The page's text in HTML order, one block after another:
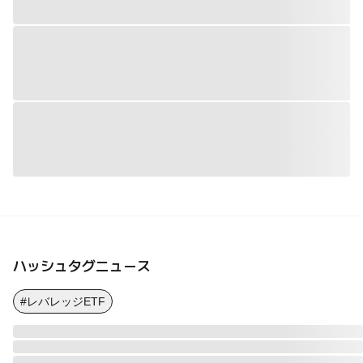
ハッシュタグニュース
#レバレッジETF